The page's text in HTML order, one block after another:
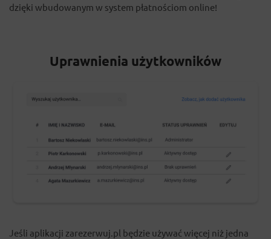
dzięki wbudowanym w system płatnościom online!
Uprawnienia użytkowników
Jeśli aplikacji zarezerwuj.pl będzie używać więcej niż jedna